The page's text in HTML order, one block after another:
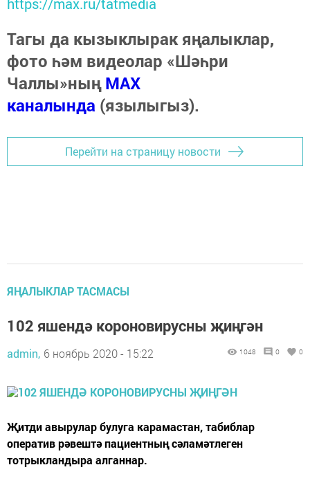
Тагы да кызыклырак яңалыклар,
фото һәм видеолар «Шәһри
Чаллы»ныңMAX
каналында (язылыгыз).
Перейти на страницу новости
ЯҢАЛЫКЛАР ТАСМАСЫ
102 яшендә короновирусны җиңгән
admin, 6 ноябрь 2020 - 15:22 1048 0 0
Җитди авырулар булуга карамастан, табиблар
оператив рәвештә пациентның сәламәтлеген
тотрыкландыра алганнар.